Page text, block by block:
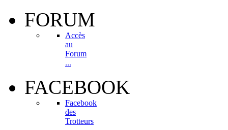
FORUM
Accès
au
Forum
...
FACEBOOK
Facebook
des
Trotteurs